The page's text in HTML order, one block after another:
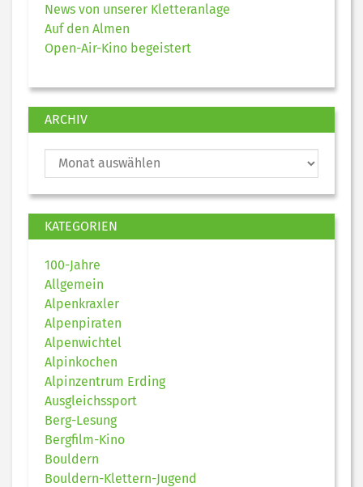
News von unserer Kletteranlage
Auf den Almen
Open-Air-Kino begeistert
ARCHIV
KATEGORIEN
100-Jahre
Allgemein
Alpenkraxler
Alpenpiraten
Alpenwichtel
Alpinkochen
Alpinzentrum Erding
Ausgleichssport
Berg-Lesung
Bergfilm-Kino
Bouldern
Bouldern-Klettern-Jugend